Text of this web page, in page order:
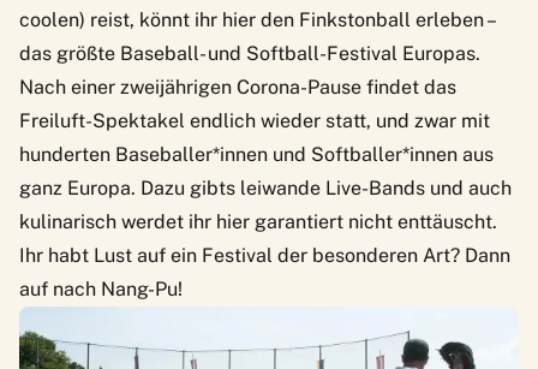
coolen) reist, könnt ihr hier den Finkstonball erleben –
das größte Baseball- und Softball-Festival Europas.
Nach einer zweijährigen Corona-Pause findet das
Freiluft-Spektakel endlich wieder statt, und zwar mit
hunderten Baseballer*innen und Softballer*innen aus
ganz Europa. Dazu gibts leiwande Live-Bands und auch
kulinarisch werdet ihr hier garantiert nicht enttäuscht.
Ihr habt Lust auf ein Festival der besonderen Art? Dann
auf nach Nang-Pu!